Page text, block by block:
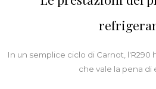
In un semplice ciclo di Carnot,
che vale la pena di